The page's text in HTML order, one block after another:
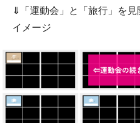
⇓「運動会」と「旅行」を
イメージ